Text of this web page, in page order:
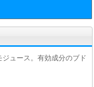
ュース。有効成分のブド